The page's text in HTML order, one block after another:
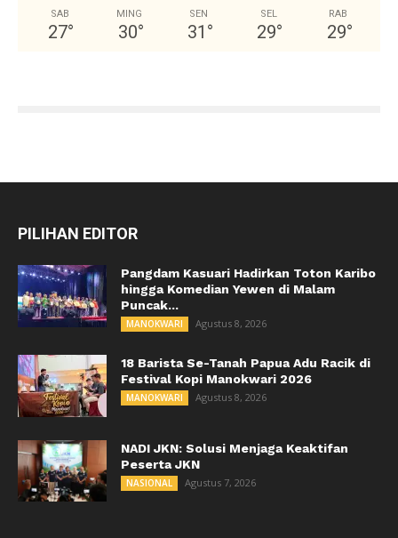
SAB
27°
MING
30°
SEN
31 °
SEL
29°
RAB
29°
PILIHAN EDITOR
Pangdam Kasuari Hadirkan Toton Karibo
hingga Komedian Yewen di Malam
Puncak...
MANOKWARI Agustus 8, 2026
18 Barista Se-Tanah Papua Adu Racik di
Festival Kopi Manokwari 2026
MANOKWARI Agustus 8, 2026
NADI JKN: Solusi Menjaga Keaktifan
Peserta JKN
NASIONAL Agustus 7, 2026